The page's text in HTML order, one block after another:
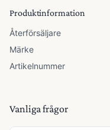
Produktinformation
Återförsäljare
Märke
Artikelnummer
Vanliga frågor